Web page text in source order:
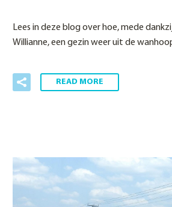
Lees in deze blog over hoe, mede
Willianne, een gezin weer uit de
READ MORE